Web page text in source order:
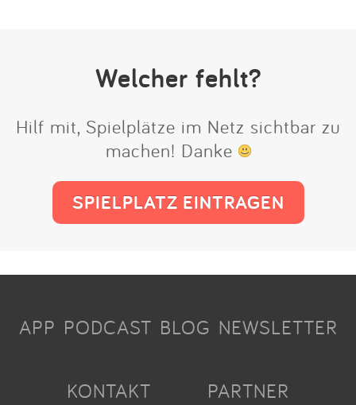
Welcher fehlt?
Hilf mit, Spielplätze im Netz sichtbar zu
machen! Danke
SPIELPLATZ EINTRAGEN
APP PODCAST BLOG NEWSLETTER
KONTAKT PARTNER